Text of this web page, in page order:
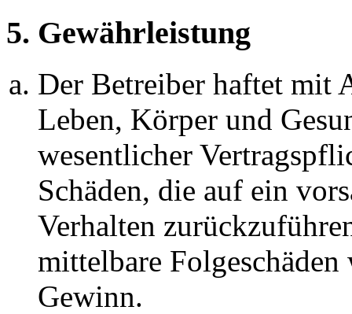
5. Gewährleistung
Der Betreiber haftet mit
Leben, Körper und
wesentlicher
Schäden, die auf ein
Verhalten
mittelbare Folgeschäden
Gewinn.